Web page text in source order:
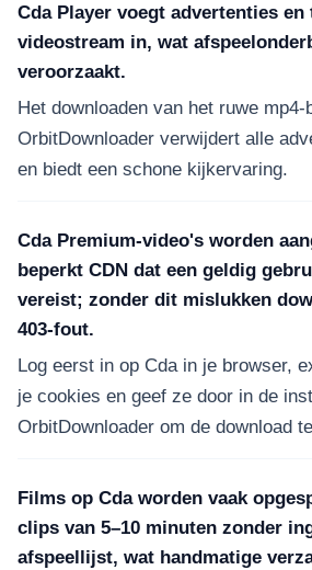
Cda Player voegt advertenties
videostream in, wat
veroorzaakt.
Het downloaden van het ruwe mp4-
OrbitDownloader verwijdert alle
en biedt een schone kijkervaring.
Cda Premium-video's worden
beperkt CDN dat een geldig
vereist; zonder dit mislukken
403-fout.
Log eerst in op Cda in je browser,
je cookies en geef ze door in de
OrbitDownloader om de download
Films op Cda worden vaak
clips van 5–10 minuten zonder
afspeellijst, wat handmatige